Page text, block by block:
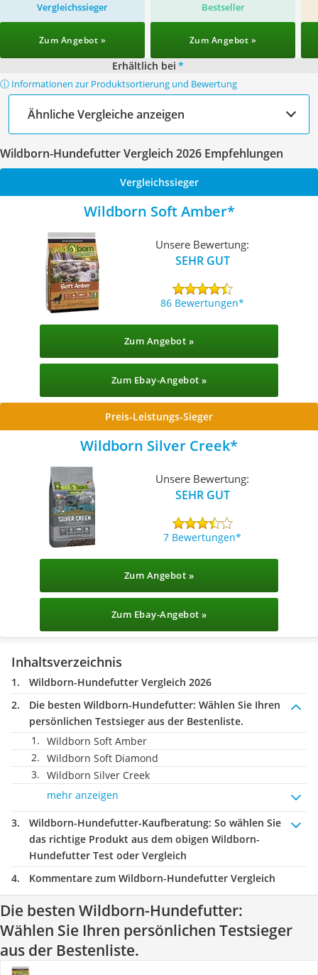
Vergleichssieger
Zum Angebot »
Bestseller
Zum Angebot »
Erhältlich bei *
ⓘ Informationen zur Produktsortierung und Bewertung
Ähnliche Vergleiche anzeigen
Wildborn-Hundefutter Vergleich 2026 Empfehlungen
Vergleichssieger
Wildborn Soft Amber
Unsere Bewertung:
SEHR GUT
86 Bewertungen
Zum Angebot »
Zum Ebay-Angebot »
Preis-Leistungs-Sieger
Wildborn Silver Creek
Unsere Bewertung:
SEHR GUT
7 Bewertungen
Zum Angebot »
Zum Ebay-Angebot »
Inhaltsverzeichnis
Wildborn-Hundefutter Vergleich 2026
Die besten Wildborn-Hundefutter: Wählen Sie Ihren
persönlichen Testsieger aus der Bestenliste.
Wildborn Soft Amber
Wildborn Soft Diamond
Wildborn Silver Creek
mehr anzeigen
Wildborn-Hundefutter-Kaufberatung: So wählen Sie
das richtige Produkt aus dem obigen Wildborn-
Hundefutter Test oder Vergleich
Kommentare zum Wildborn-Hundefutter Vergleich
Die besten Wildborn-Hundefutter:
Wählen Sie Ihren persönlichen Testsieger
aus der Bestenliste.